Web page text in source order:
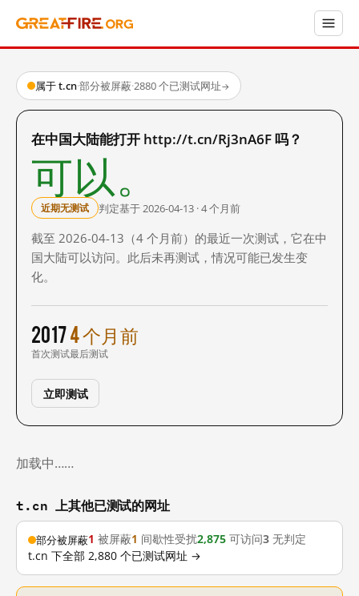
属于 t.cn·部分被屏蔽·2880 个已测试网址→
在中国大陆能打开 http://t.cn/Rj3nA6F 吗？
可以。
近期无测试 判定基于 2026-04-13 · 4 个月前
截至 2026-04-13（4 个月前）的最近一次测试，它在中
国大陆可以访问。此后未再测试，情况可能已发生变
化。
2017
首次测试
4 个月前
最后测试
立即测试
加载中……
t.cn 上其他已测试的网址
部分被屏蔽1 被屏蔽1 间歇性受扰2,875 可访问3 无判定
t.cn 下全部 2,880 个已测试网址 →